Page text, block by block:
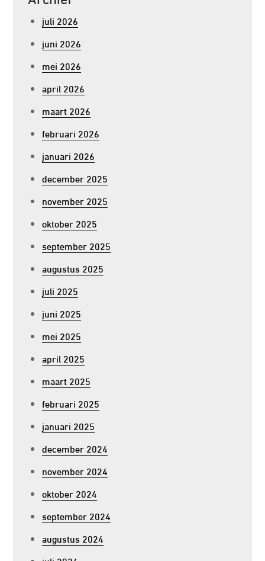
juli 2026
juni 2026
mei 2026
april 2026
maart 2026
februari 2026
januari 2026
december 2025
november 2025
oktober 2025
september 2025
augustus 2025
juli 2025
juni 2025
mei 2025
april 2025
maart 2025
februari 2025
januari 2025
december 2024
november 2024
oktober 2024
september 2024
augustus 2024